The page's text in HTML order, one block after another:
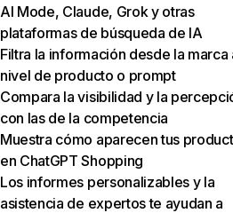
AI Mode, Claude, Grok y otras
plataformas de búsqueda de IA
Filtra la información desde la marca
nivel de producto o prompt
Compara la visibilidad y la
con las de la competencia
Muestra cómo aparecen tus
en ChatGPT Shopping
Los informes personalizables y la
asistencia de expertos te ayudan a